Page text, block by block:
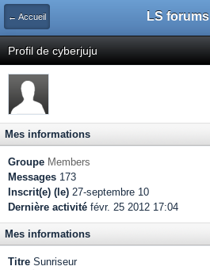
← Accueil LS forums
Profil de cyberjuju
Mes informations
Groupe Members
Messages 173
Inscrit(e) (le) 27-septembre 10
Dernière activité févr. 25 2012 17:04
Mes informations
Titre Sunriseur